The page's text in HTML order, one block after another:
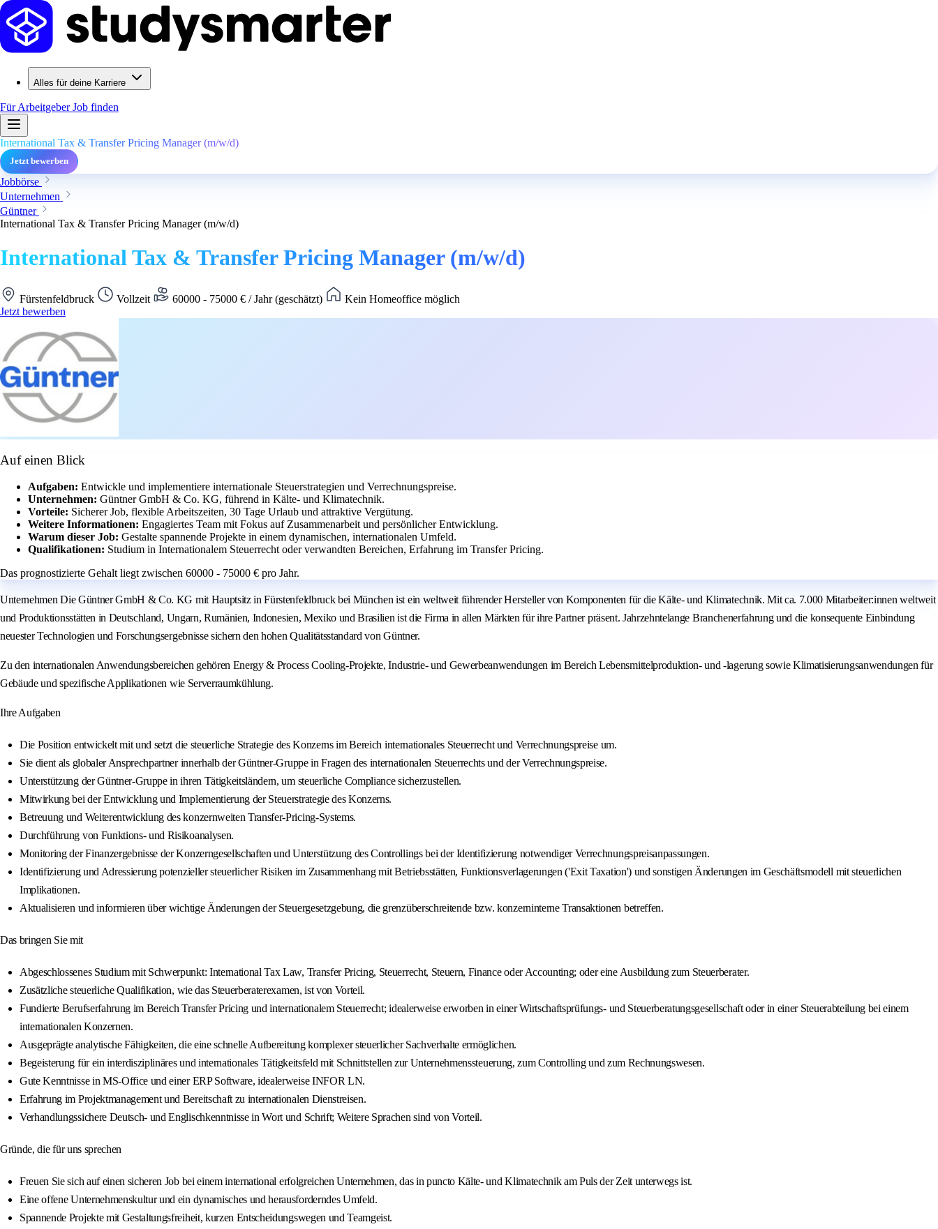
Alles für deine Karriere
Für ArbeitgeberJob finden
International Tax & Transfer Pricing Manager (m/w/d)
Jetzt bewerben
Jobbörse
Unternehmen
Güntner
International Tax & Transfer Pricing Manager (m/w/d)
International Tax & Transfer Pricing Manager (m/w/d)
Fürstenfeldbruck Vollzeit 60000 - 75000 € / Jahr (geschätzt)
Kein Homeoffice möglich
Jetzt bewerben
Auf einen Blick
Aufgaben: Entwickle und implementiere internationale Steuerstrategien und Verrechnungspreise.
Unternehmen: Güntner GmbH & Co. KG, führend in Kälte- und Klimatechnik.
Vorteile: Sicherer Job, flexible Arbeitszeiten, 30 Tage Urlaub und attraktive Vergütung.
Weitere Informationen: Engagiertes Team mit Fokus auf Zusammenarbeit und persönlicher Entwicklung.
Warum dieser Job: Gestalte spannende Projekte in einem dynamischen, internationalen Umfeld.
Qualifikationen: Studium in Internationalem Steuerrecht oder verwandten Bereichen, Erfahrung im Transfer Pricing.
Das prognostizierte Gehalt liegt zwischen 60000 - 75000 € pro Jahr.
Unternehmen Die Güntner GmbH & Co. KG mit Hauptsitz in Fürstenfeldbruck bei München ist ein weltweit führender Hersteller von Komponenten für die Kälte- und Klimatechnik. Mit ca. 7.000 Mitarbeiter:innen weltweit
und Produktionsstätten in Deutschland, Ungarn, Rumänien, Indonesien, Mexiko und Brasilien ist die Firma in allen Märkten für ihre Partner präsent. Jahrzehntelange Branchenerfahrung und die konsequente Einbindung
neuester Technologien und Forschungsergebnisse sichern den hohen Qualitätsstandard von Güntner.
Zu den internationalen Anwendungsbereichen gehören Energy & Process Cooling-Projekte, Industrie- und Gewerbeanwendungen im Bereich Lebensmittelproduktion- und -lagerung sowie Klimatisierungsanwendungen für
Gebäude und spezifische Applikationen wie Serverraumkühlung.
Ihre Aufgaben
Die Position entwickelt mit und setzt die steuerliche Strategie des Konzerns im Bereich internationales Steuerrecht und Verrechnungspreise um.
Sie dient als globaler Ansprechpartner innerhalb der Güntner-Gruppe in Fragen des internationalen Steuerrechts und der Verrechnungspreise.
Unterstützung der Güntner‑Gruppe in ihren Tätigkeitsländern, um steuerliche Compliance sicherzustellen.
Mitwirkung bei der Entwicklung und Implementierung der Steuerstrategie des Konzerns.
Betreuung und Weiterentwicklung des konzernweiten Transfer-Pricing-Systems.
Durchführung von Funktions- und Risikoanalysen.
Monitoring der Finanzergebnisse der Konzerngesellschaften und Unterstützung des Controllings bei der Identifizierung notwendiger Verrechnungspreisanpassungen.
Identifizierung und Adressierung potenzieller steuerlicher Risiken im Zusammenhang mit Betriebsstätten, Funktionsverlagerungen ('Exit Taxation') und sonstigen Änderungen im Geschäftsmodell mit steuerlichen
Implikationen.
Aktualisieren und informieren über wichtige Änderungen der Steuergesetzgebung, die grenzüberschreitende bzw. konzerninterne Transaktionen betreffen.
Das bringen Sie mit
Abgeschlossenes Studium mit Schwerpunkt: International Tax Law, Transfer Pricing, Steuerrecht, Steuern, Finance oder Accounting; oder eine Ausbildung zum Steuerberater.
Zusätzliche steuerliche Qualifikation, wie das Steuerberaterexamen, ist von Vorteil.
Fundierte Berufserfahrung im Bereich Transfer Pricing und internationalem Steuerrecht; idealerweise erworben in einer Wirtschaftsprüfungs- und Steuerberatungsgesellschaft oder in einer Steuerabteilung bei einem
internationalen Konzernen.
Ausgeprägte analytische Fähigkeiten, die eine schnelle Aufbereitung komplexer steuerlicher Sachverhalte ermöglichen.
Begeisterung für ein interdisziplinäres und internationales Tätigkeitsfeld mit Schnittstellen zur Unternehmenssteuerung, zum Controlling und zum Rechnungswesen.
Gute Kenntnisse in MS-Office und einer ERP Software, idealerweise INFOR LN.
Erfahrung im Projektmanagement und Bereitschaft zu internationalen Dienstreisen.
Verhandlungssichere Deutsch- und Englischkenntnisse in Wort und Schrift; Weitere Sprachen sind von Vorteil.
Gründe, die für uns sprechen
Freuen Sie sich auf einen sicheren Job bei einem international erfolgreichen Unternehmen, das in puncto Kälte- und Klimatechnik am Puls der Zeit unterwegs ist.
Eine offene Unternehmenskultur und ein dynamisches und herausforderndes Umfeld.
Spannende Projekte mit Gestaltungsfreiheit, kurzen Entscheidungswegen und Teamgeist.